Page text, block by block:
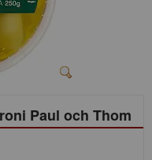
Paul och Thom